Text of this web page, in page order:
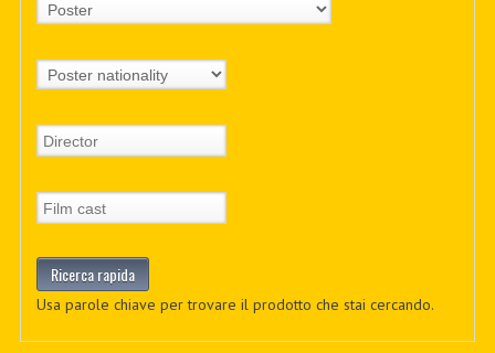
Usa parole chiave per trovare il prodotto che stai cercando.